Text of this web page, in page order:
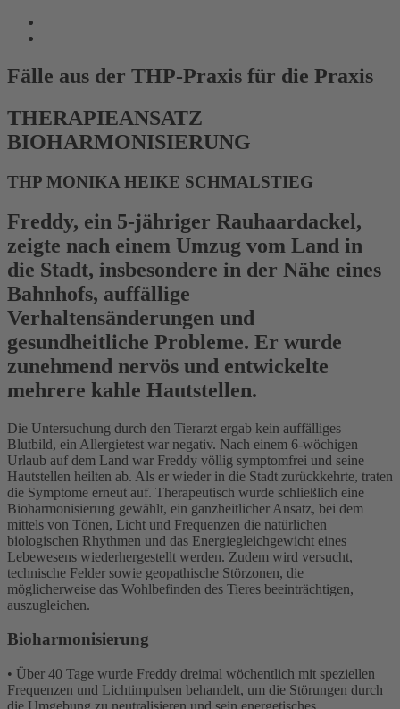
Fälle aus der THP-Praxis für die Praxis
THERAPIEANSATZ
BIOHARMONISIERUNG
THP MONIKA HEIKE SCHMALSTIEG
Freddy, ein 5-jähriger Rauhaardackel,
zeigte nach einem Umzug vom Land in
die Stadt, insbesondere in der Nähe eines
Bahnhofs, auffällige
Verhaltensänderungen und
gesundheitliche Probleme. Er wurde
zunehmend nervös und entwickelte
mehrere kahle Hautstellen.
Die Untersuchung durch den Tierarzt ergab kein auffälliges
Blutbild, ein Allergietest war negativ. Nach einem 6-wöchigen
Urlaub auf dem Land war Freddy völlig symptomfrei und seine
Hautstellen heilten ab. Als er wieder in die Stadt zurückkehrte, traten
die Symptome erneut auf. Therapeutisch wurde schließlich eine
Bioharmonisierung gewählt, ein ganzheitlicher Ansatz, bei dem
mittels von Tönen, Licht und Frequenzen die natürlichen
biologischen Rhythmen und das Energiegleichgewicht eines
Lebewesens wiederhergestellt werden. Zudem wird versucht,
technische Felder sowie geopathische Störzonen, die
möglicherweise das Wohlbefinden des Tieres beeinträchtigen,
auszugleichen.
Bioharmonisierung
• Über 40 Tage wurde Freddy dreimal wöchentlich mit speziellen
Frequenzen und Lichtimpulsen behandelt, um die Störungen durch
die Umgebung zu neutralisieren und sein energetisches